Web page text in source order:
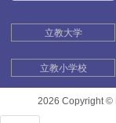
立教大学
立教小学校
2026 Copyright ©